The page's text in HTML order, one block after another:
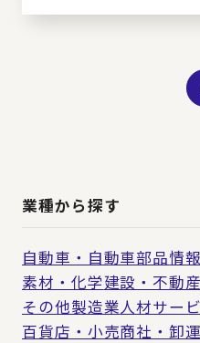
業種から探す
自動車・自動車部品情
素材・化学建設・不動産
その他製造業人材サー
百貨店・小売商社・卸